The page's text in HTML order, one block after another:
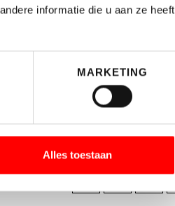
informatie die u aan ze heeft
MARKETING
Alles toestaan